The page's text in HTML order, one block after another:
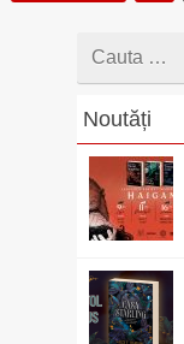
Cauta
Noutăți